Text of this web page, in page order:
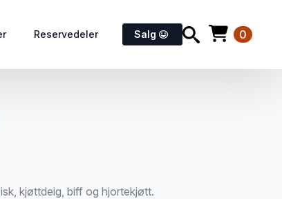
Reservedeler Salg 0
kjøttdeig, biff og hjortekjøtt.